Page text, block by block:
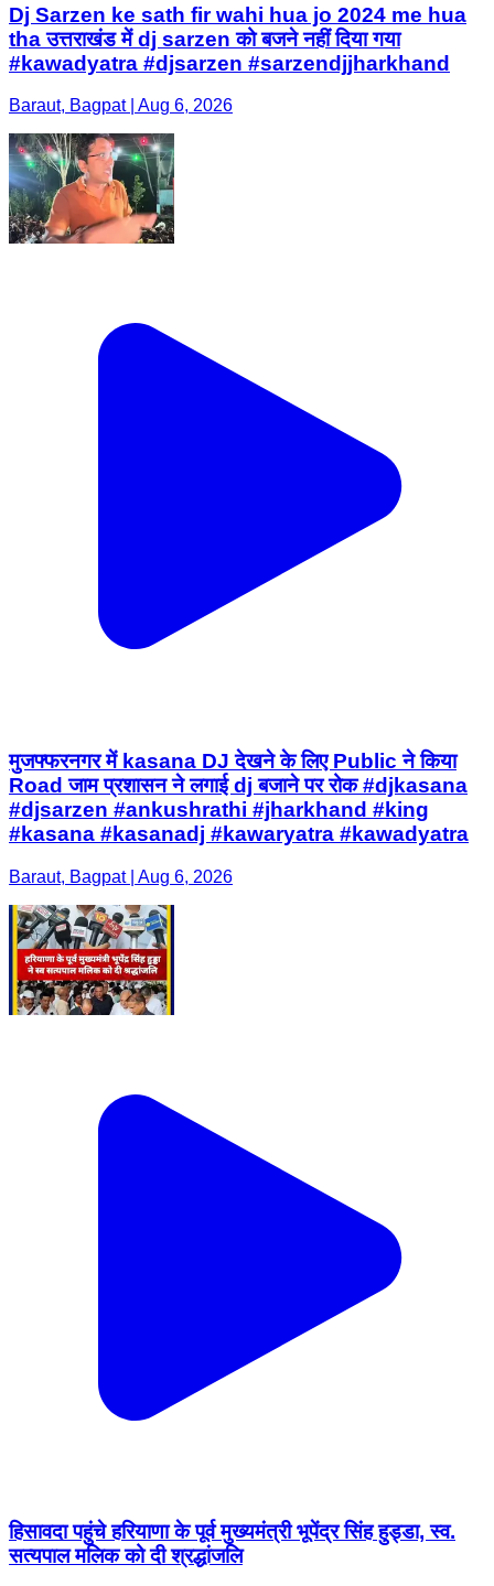
Dj Sarzen ke sath fir wahi hua jo 2024 me hua
tha उत्तराखंड में dj sarzen को बजने नहीं दिया गया
#kawadyatra #djsarzen #sarzendjjharkhand
Baraut, Bagpat | Aug 6, 2026
मुजफ्फरनगर में kasana DJ देखने के लिए Public ने किया
Road जाम प्रशासन ने लगाई dj बजाने पर रोक #djkasana
#djsarzen #ankushrathi #jharkhand #king
#kasana #kasanadj #kawaryatra #kawadyatra
Baraut, Bagpat | Aug 6, 2026
हिसावदा पहुंचे हरियाणा के पूर्व मुख्यमंत्री भूपेंद्र सिंह हुड्डा, स्व.
सत्यपाल मलिक को दी श्रद्धांजलि